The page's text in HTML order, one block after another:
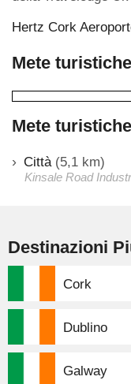
Hertz Cork
Mete
Mete
Città (5,1 km)
Kinsale Road
Destinazioni
Cork
Dublino
Galway